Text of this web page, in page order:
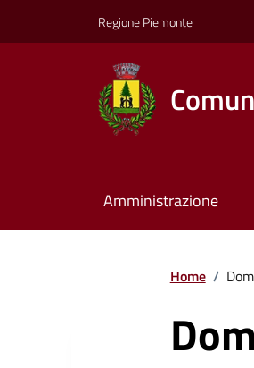
Regione Piemonte
Amministrazione
Home /